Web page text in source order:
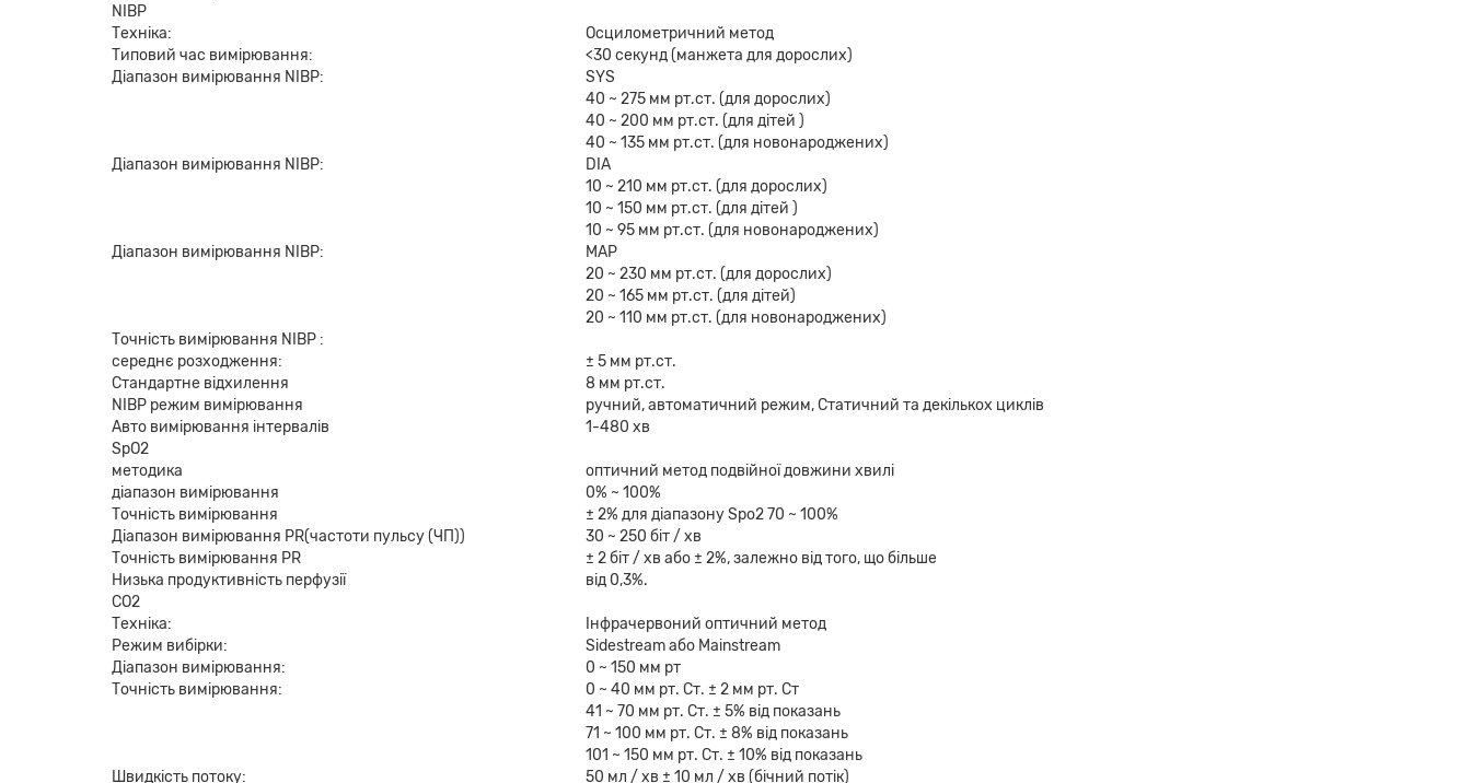
NIBP
Техніка:
Осцилометричний метод
Типовий час вимірювання:
<30 секунд (манжета для дорослих)
Діапазон вимірювання NIBP:
SYS
40 ~ 275 мм рт.ст. (для дорослих)
40 ~ 200 мм рт.ст. (для дітей )
40 ~ 135 мм рт.ст. (для новонароджених)
Діапазон вимірювання NIBP:
DIA
10 ~ 210 мм рт.ст. (для дорослих)
10 ~ 150 мм рт.ст. (для дітей )
10 ~ 95 мм рт.ст. (для новонароджених)
Діапазон вимірювання NIBP:
MAP
20 ~ 230 мм рт.ст. (для дорослих)
20 ~ 165 мм рт.ст. (для дітей)
20 ~ 110 мм рт.ст. (для новонароджених)
Точність вимірювання NIBP :
середнє розходження:
± 5 мм рт.ст.
Стандартне відхилення
8 мм рт.ст.
NIBP режим вимірювання
ручний, автоматичний режим, Статичний та декількох циклів
Авто вимірювання інтервалів
1-480 хв
SpO2
методика
оптичний метод подвійної довжини хвилі
діапазон вимірювання
0% ~ 100%
Точність вимірювання
± 2% для діапазону Spo2 70 ~ 100%
Діапазон вимірювання PR(частоти пульсу (ЧП))
30 ~ 250 біт / хв
Точність вимірювання PR
± 2 біт / хв або ± 2%, залежно від того, що більше
Низька продуктивність перфузії
від 0,3%.
CO2
Техніка:
Інфрачервоний оптичний метод
Режим вибірки:
Sidestream або Mainstream
Діапазон вимірювання:
0 ~ 150 мм рт
Точність вимірювання:
0 ~ 40 мм рт. Ст. ± 2 мм рт. Ст
41 ~ 70 мм рт. Ст. ± 5% від показань
71 ~ 100 мм рт. Ст. ± 8% від показань
101 ~ 150 мм рт. Ст. ± 10% від показань
Швидкість потоку:
50 мл / хв ± 10 мл / хв (бічний потік)